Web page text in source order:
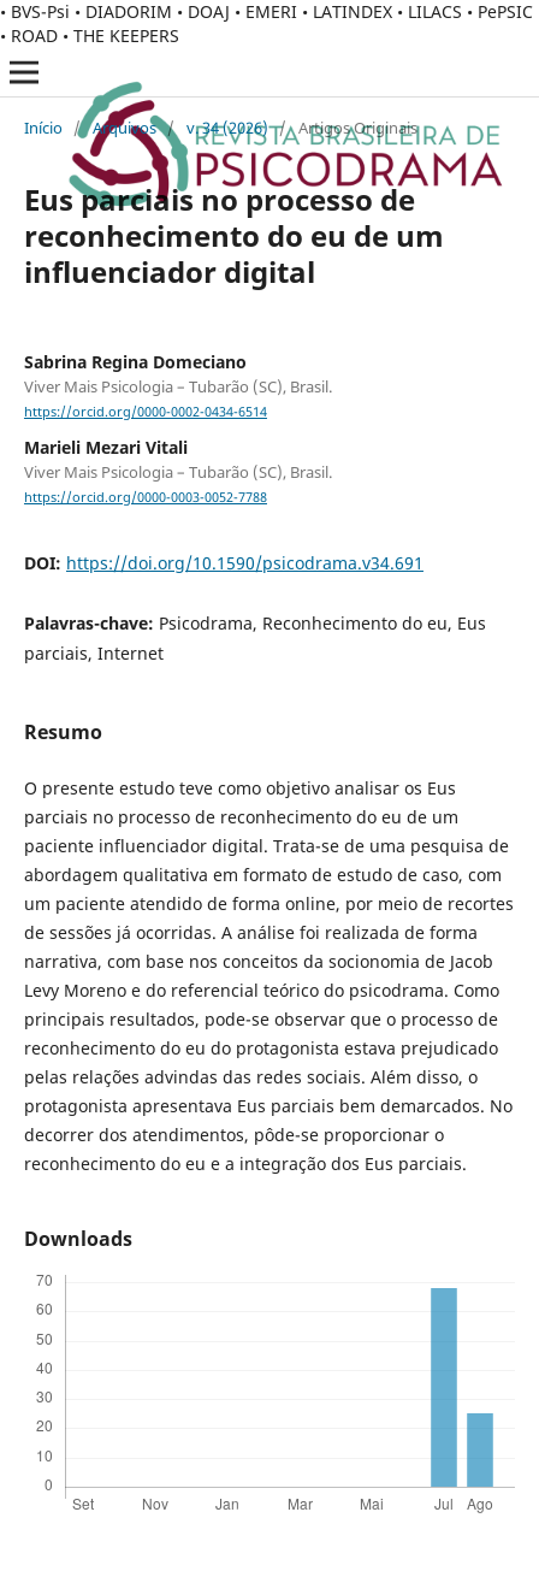
• BVS-Psi • DIADORIM • DOAJ • EMERI • LATINDEX • LILACS • PePSIC
• ROAD • THE KEEPERS
Início / Arquivos / v. 34 (2026) / Artigos Originais
Eus parciais no processo de
reconhecimento do eu de um
influenciador digital
Sabrina Regina Domeciano
Viver Mais Psicologia – Tubarão (SC), Brasil.
https://orcid.org/0000-0002-0434-6514
Marieli Mezari Vitali
Viver Mais Psicologia – Tubarão (SC), Brasil.
https://orcid.org/0000-0003-0052-7788
DOI: https://doi.org/10.1590/psicodrama.v34.691
Palavras-chave: Psicodrama, Reconhecimento do eu, Eus
parciais, Internet
Resumo
O presente estudo teve como objetivo analisar os Eus
parciais no processo de reconhecimento do eu de um
paciente influenciador digital. Trata-se de uma pesquisa de
abordagem qualitativa em formato de estudo de caso, com
um paciente atendido de forma online, por meio de recortes
de sessões já ocorridas. A análise foi realizada de forma
narrativa, com base nos conceitos da socionomia de Jacob
Levy Moreno e do referencial teórico do psicodrama. Como
principais resultados, pode-se observar que o processo de
reconhecimento do eu do protagonista estava prejudicado
pelas relações advindas das redes sociais. Além disso, o
protagonista apresentava Eus parciais bem demarcados. No
decorrer dos atendimentos, pôde-se proporcionar o
reconhecimento do eu e a integração dos Eus parciais.
Downloads